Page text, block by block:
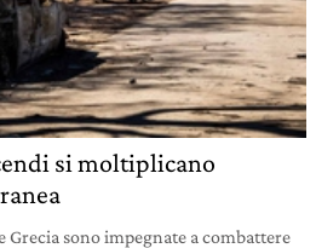
si moltiplicano
Grecia sono impegnate a combattere